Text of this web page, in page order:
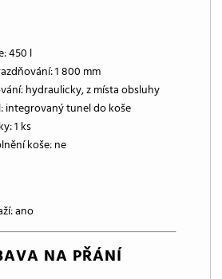
450 l
1 800 mm
hydraulicky, z místa obsluhy
integrovaný tunel do koše
1 ks
koše: ne
ano
NA PŘÁNÍ